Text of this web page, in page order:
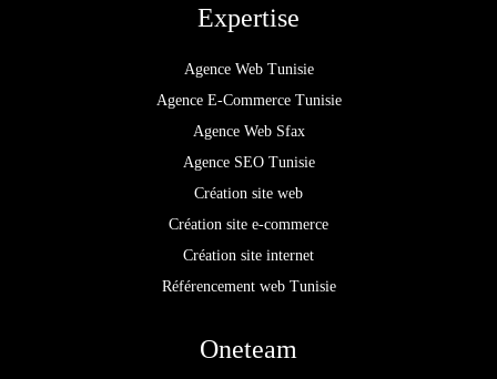
Expertise
Agence Web Tunisie
Agence E-Commerce Tunisie
Agence Web Sfax
Agence SEO Tunisie
Création site web
Création site e-commerce
Création site internet
Référencement web Tunisie
Oneteam